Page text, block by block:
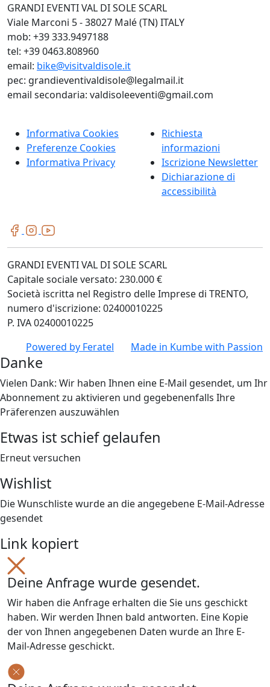
GRANDI EVENTI VAL DI SOLE SCARL
Viale Marconi 5 - 38027 Malé (TN) ITALY
mob: +39 333.9497188
tel: +39 0463.808960
email: bike@visitvaldisole.it
pec: grandieventivaldisole@legalmail.it
email secondaria: valdisoleeventi@gmail.com
Informativa Cookies
Preferenze Cookies
Informativa Privacy
Richiesta
informazioni
Iscrizione Newsletter
Dichiarazione di
accessibilità
GRANDI EVENTI VAL DI SOLE SCARL
Capitale sociale versato: 230.000 €
Società iscritta nel Registro delle Imprese di TRENTO,
numero d'iscrizione: 02400010225
P. IVA 02400010225
Powered by Feratel Made in Kumbewith Passion
Danke
Vielen Dank: Wir haben Ihnen eine E-Mail gesendet, um Ihr
Abonnement zu aktivieren und gegebenenfalls Ihre
Präferenzen auszuwählen
Etwas ist schief gelaufen
Erneut versuchen
Wishlist
Die Wunschliste wurde an die angegebene E-Mail-Adresse
gesendet
Link kopiert
Deine Anfrage wurde gesendet.
Wir haben die Anfrage erhalten die Sie uns geschickt
haben. Wir werden Ihnen bald antworten. Eine Kopie
der von Ihnen angegebenen Daten wurde an Ihre E-
Mail-Adresse geschickt.